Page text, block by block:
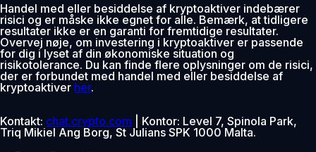
Handel med eller besiddelse af kryptoaktiver indebærer
risici og er måske ikke egnet for alle. Bemærk, at tidligere
resultater ikke er en garanti for fremtidige resultater.
Overvej nøje, om investering i kryptoaktiver er passende
for dig i lyset af din økonomiske situation og
risikotolerance. Du kan finde flere oplysninger om de risici,
der er forbundet med handel med eller besiddelse af
kryptoaktiver her.
Kontakt: chat.crypto.com | Kontor: Level 7, Spinola Park,
Triq Mikiel Ang Borg, St Julians SPK 1000 Malta.